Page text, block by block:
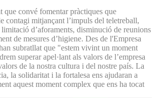
que convé fomentar pràctiques que
contagi mitjançant l’impuls del teletreball,
d’aforaments, disminució de reunions
de mesures d’higiene. Des de l'Empresa
subratllat que "estem vivint un moment
superar apel·lant als valors de l’empresa
de la nostra cultura i del nostre país. La
la solidaritat i la fortalesa ens ajudaran a
aquest moment complex que ens ha tocat